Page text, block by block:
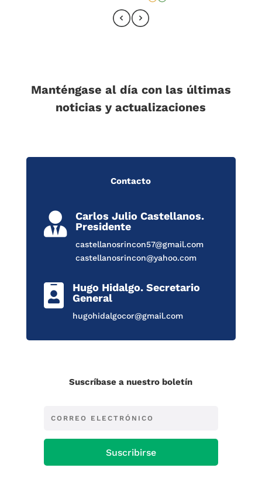
Manténgase al día con las últimas
noticias y actualizaciones
Contacto

Carlos Julio Castellanos.
Presidente
castellanosrincon57@gmail.com
castellanosrincon@yahoo.com

Hugo Hidalgo. Secretario
General
hugohidalgocor@gmail.com
Suscríbase a nuestro boletín
Suscribirse